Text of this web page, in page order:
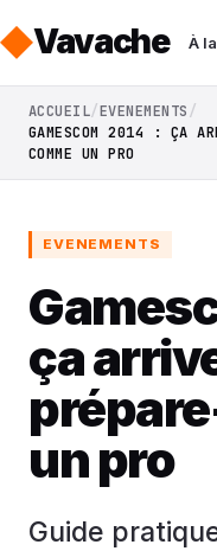
Vavache À
ACCUEIL EVENEMENTS
GAMESCOM 2014 : ÇA
COMME UN PRO
EVENEMENTS
ça
un pro
Guide